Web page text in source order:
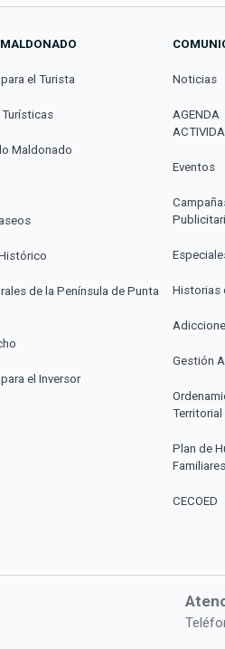
el Turista
Maldonado
de la Península de Punta
el Inversor
Noticias
AGENDA
Eventos
Historias
Gestión
Territorial
Plan de
Familiares
CECOED